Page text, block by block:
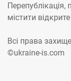
Перепублікація,
містити
Всі права
©ukraine-is.com